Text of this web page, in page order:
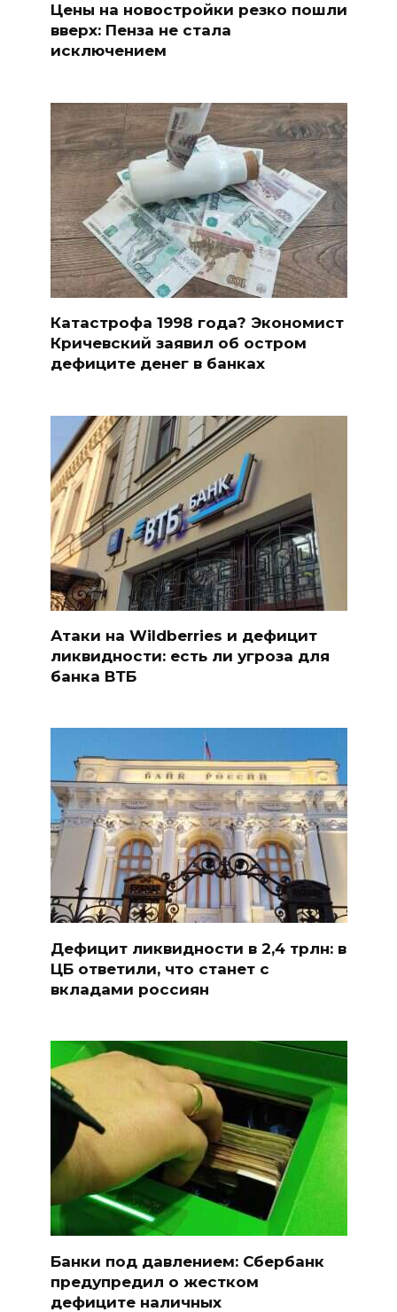
Цены на новостройки резко пошли
вверх: Пенза не стала
исключением
Катастрофа 1998 года? Экономист
Кричевский заявил об остром
дефиците денег в банках
Атаки на Wildberries и дефицит
ликвидности: есть ли угроза для
банка ВТБ
Дефицит ликвидности в 2,4 трлн: в
ЦБ ответили, что станет с
вкладами россиян
Банки под давлением: Сбербанк
предупредил о жестком
дефиците наличных